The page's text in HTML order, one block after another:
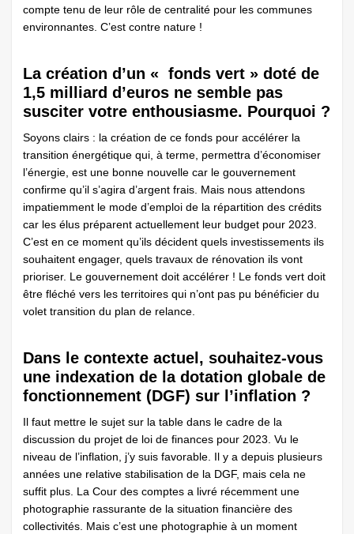
compte tenu de leur rôle de centralité pour les communes
environnantes. C’est contre nature !
La création d’un « fonds vert » doté de
1,5 milliard d’euros ne semble pas
susciter votre enthousiasme. Pourquoi ?
Soyons clairs : la création de ce fonds pour accélérer la
transition énergétique qui, à terme, permettra d’économiser
l’énergie, est une bonne nouvelle car le gouvernement
confirme qu’il s’agira d’argent frais. Mais nous attendons
impatiemment le mode d’emploi de la répartition des crédits
car les élus préparent actuellement leur budget pour 2023.
C’est en ce moment qu’ils décident quels investissements ils
souhaitent engager, quels travaux de rénovation ils vont
prioriser. Le gouvernement doit accélérer ! Le fonds vert doit
être fléché vers les territoires qui n’ont pas pu bénéficier du
volet transition du plan de relance.
Dans le contexte actuel, souhaitez-vous
une indexation de la dotation globale de
fonctionnement (DGF) sur l’inflation ?
Il faut mettre le sujet sur la table dans le cadre de la
discussion du projet de loi de finances pour 2023. Vu le
niveau de l’inflation, j’y suis favorable. Il y a depuis plusieurs
années une relative stabilisation de la DGF, mais cela ne
suffit plus. La Cour des comptes a livré récemment une
photographie rassurante de la situation financière des
collectivités. Mais c’est une photographie à un moment